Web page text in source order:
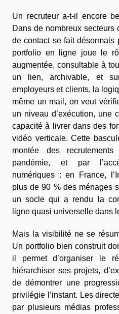
Un recruteur a-t-il encore
Dans de nombreux secteurs
de contact se fait désormais
portfolio en ligne joue le
augmentée, consultable à
un lien, archivable, et
employeurs et clients, la
même un mail, on veut
un niveau d’exécution, une
capacité à livrer dans des
vidéo verticale. Cette
montée des
pandémie, et par
numériques : en France,
plus de 90 % des ménages
un socle qui a rendu la
ligne quasi universelle dans
Mais la visibilité ne se
Un portfolio bien construit
il permet d’organiser le
hiérarchiser ses projets,
de démontrer une
privilégie l’instant. Les
par plusieurs médias